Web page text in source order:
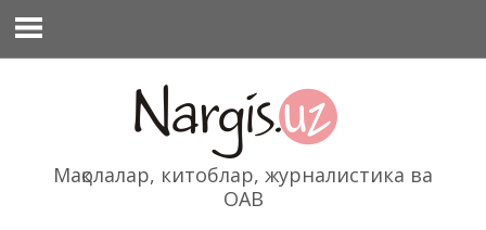
содержимому
Мақолалар, китоблар, журналистика ва
ОАВ